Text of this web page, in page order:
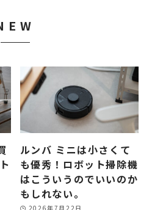
ルンバ ミニは小さくて
も優秀！ロボット掃除機
はこういうのでいいのか
もしれない。
2026年7月22日